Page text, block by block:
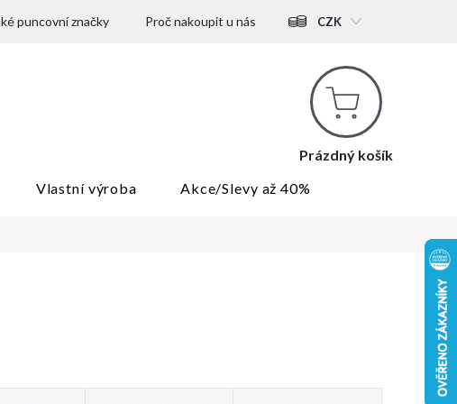
puncovní značky Proč nakoupit u nás CZK
Nákupní
košík
Prázdný košík
Vlastní výroba Akce/Slevy až 40%